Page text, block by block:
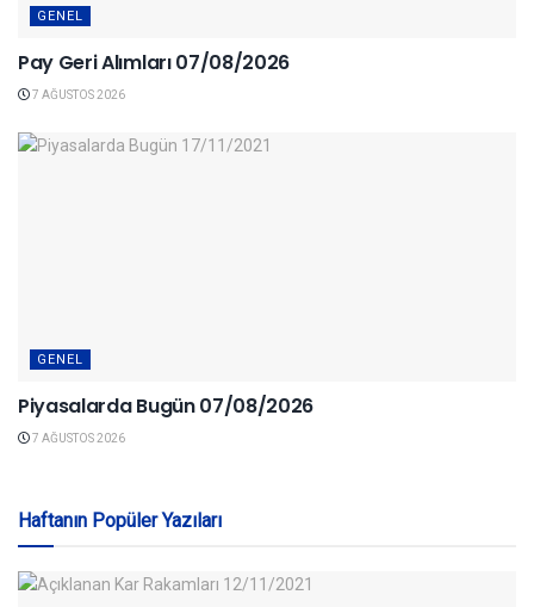
GENEL
Pay Geri Alımları 07/08/2026
7 AĞUSTOS 2026
GENEL
Piyasalarda Bugün 07/08/2026
7 AĞUSTOS 2026
Haftanın Popüler Yazıları